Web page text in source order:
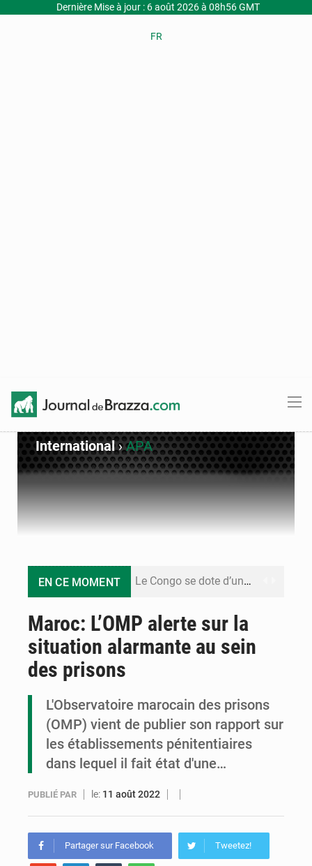
Dernière Mise à jour : 6 août 2026 à 08h56 GMT
FR
International›APA
EN CE MOMENT Le Congo se dote d’un programme national pour valoriser les produits forestiers non ligneux
Cémac : la Commission présente à Denis Sassou N’Guesso sa feuille de route
Compétitions africaines : la CAF ferme la porte à l’AC Léopards et à l’AS Otohô
Maroc: L’OMP alerte sur la
situation alarmante au sein
des prisons
L'Observatoire marocain des prisons
(OMP) vient de publier son rapport sur
les établissements pénitentiaires
dans lequel il fait état d'une…
PUBLIÉ PAR le: 11 août 2022
Partager sur Facebook Tweetez!